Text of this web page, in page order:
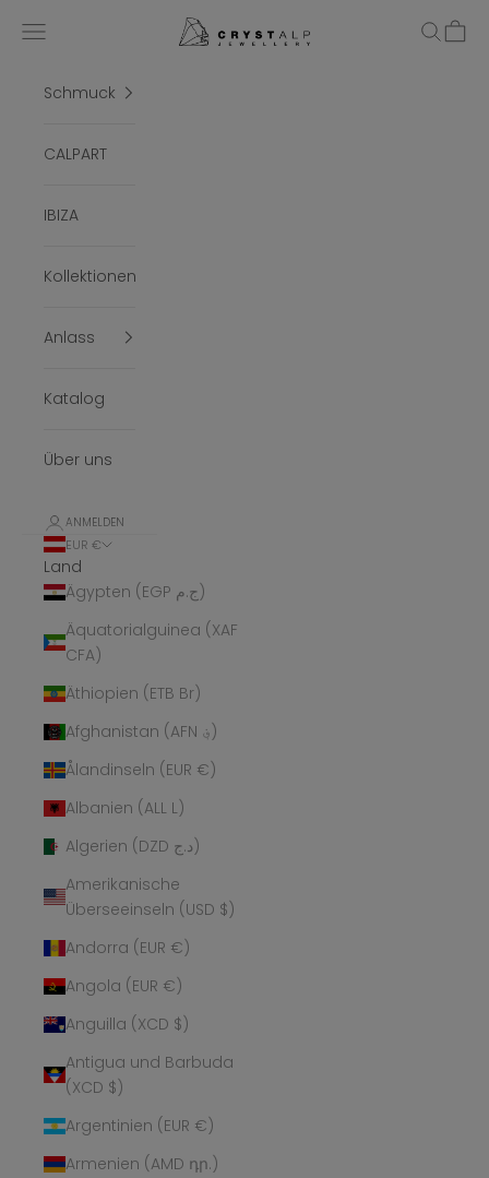
crystalpjewelry
Menü Suchen
Schmuck
CALPART
IBIZA
Kollektionen
Anlass
Katalog
Über uns
ANMELDEN
EUR €
Land
Ägypten (EGP ج.م)
Äquatorialguinea (XAF
CFA)
Äthiopien (ETB Br)
Afghanistan (AFN ؋)
Ålandinseln (EUR €)
Albanien (ALL L)
Algerien (DZD د.ج)
Amerikanische
Überseeinseln (USD $)
Andorra (EUR €)
Angola (EUR €)
Anguilla (XCD $)
Antigua und Barbuda
(XCD $)
Argentinien (EUR €)
Armenien (AMD դր.)